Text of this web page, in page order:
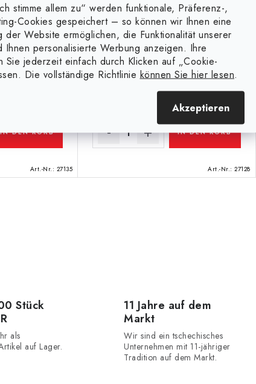
stimme allem zu“ werden funktionale, Präferenz-,
Cookies gespeichert – so können wir Ihnen eine
der Website ermöglichen, die Funktionalität unserer
Ihnen personalisierte Werbung anzeigen. Ihre
Sie jederzeit einfach durch Klicken auf „Cookie-
Die vollständige Richtlinie können Sie hier lesen.
Akzeptieren
IN DEN KORB
Art.-Nr.: 27135
(Mehr als 5 Stück)
€15,65 ohne MwSt.
IN DEN KORB
Art.-Nr.: 27128
Stück
als
auf Lager.
11 Jahre auf dem
Markt
Wir sind ein tschechisches
Unternehmen mit 11-jähriger
Tradition auf dem Markt.